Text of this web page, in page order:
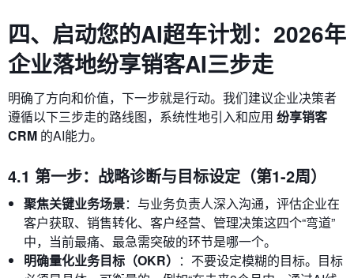
四、启动您的AI超车计划：2026年
企业落地纷享销客AI三步走
明确了方向和价值，下一步就是行动。我们建议企业决策者
遵循以下三步走的路线图，系统性地引入和应用 纷享销客
CRM 的AI能力。
4.1 第一步：战略诊断与目标设定（第1-2周）
聚焦关键业务场景：与业务负责人深入沟通，评估企业在
客户获取、销售转化、客户经营、管理决策这四个“弯道”
中，当前最痛、最急需突破的环节是哪一个。
明确量化业务目标（OKR） ：不要设定模糊的目标。目标